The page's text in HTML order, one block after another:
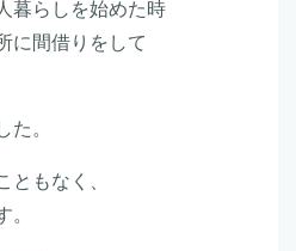
暮らしを始めた時
に間借りをして
た。
ともなく、
。